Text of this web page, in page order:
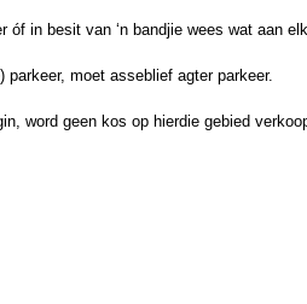
in besit van ‘n bandjie wees wat aan
moet asseblief agter parkeer.
word geen kos op hierdie gebied